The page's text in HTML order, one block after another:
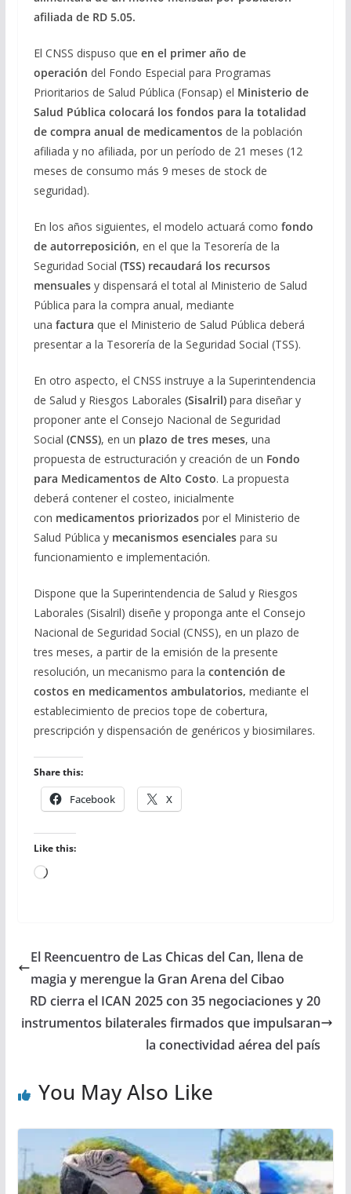
afiliada de RD 5.05.
El CNSS dispuso que en el primer año de
operación del Fondo Especial para Programas
Prioritarios de Salud Pública (Fonsap) el Ministerio de
Salud Pública colocará los fondos para la totalidad
de compra anual de medicamentosde la población
afiliada y no afiliada, por un período de 21 meses (12
meses de consumo más 9 meses de stock de
seguridad).
En los años siguientes, el modelo actuará como fondo
de autorreposición, en el que la Tesorería de la
Seguridad Social (TSS) recaudará los recursos
mensualesy dispensará el total al Ministerio de Salud
Pública para la compra anual, mediante
una factura que el Ministerio de Salud Pública deberá
presentar a la Tesorería de la Seguridad Social (TSS).
En otro aspecto, el CNSS instruye a la Superintendencia
de Salud y Riesgos Laborales (Sisalril)para diseñar y
proponer ante el Consejo Nacional de Seguridad
Social (CNSS), en un plazo de tres meses, una
propuesta de estructuración y creación de un Fondo
para Medicamentos de Alto Costo. La propuesta
deberá contener el costeo, inicialmente
con medicamentos priorizadospor el Ministerio de
Salud Pública y mecanismos esencialespara su
funcionamiento e implementación.
Dispone que la Superintendencia de Salud y Riesgos
Laborales (Sisalril) diseñe y proponga ante el Consejo
Nacional de Seguridad Social (CNSS), en un plazo de
tres meses, a partir de la emisión de la presente
resolución, un mecanismo para la contención de
costos en medicamentos ambulatorios, mediante el
establecimiento de precios tope de cobertura,
prescripción y dispensación de genéricos y biosimilares.
Share this:
Facebook X
Like this:
Loading…
El Reencuentro de Las Chicas del Can, llena de
magia y merengue la Gran Arena del Cibao
RD cierra el ICAN 2025 con 35 negociaciones y 20
instrumentos bilaterales firmados que impulsaran
la conectividad aérea del país
You May Also Like